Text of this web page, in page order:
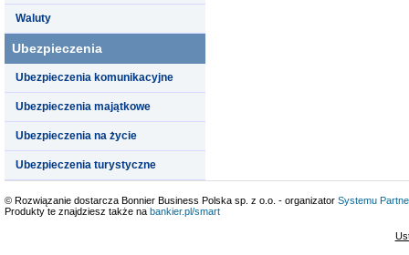
Waluty
Ubezpieczenia
Ubezpieczenia komunikacyjne
Ubezpieczenia majątkowe
Ubezpieczenia na życie
Ubezpieczenia turystyczne
© Rozwiązanie dostarcza Bonnier Business Polska sp. z o.o. - organizator Systemu
Produkty te znajdziesz także na bankier.pl/smart